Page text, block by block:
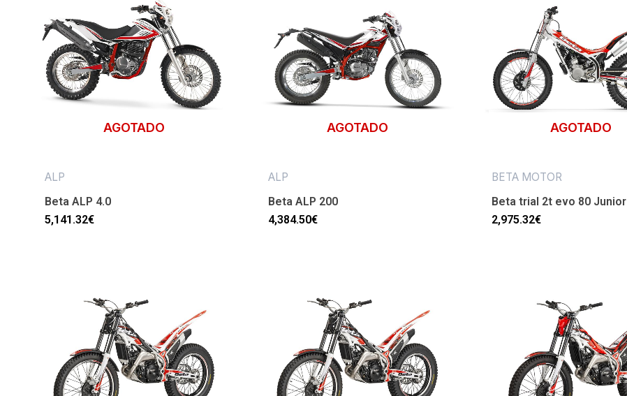
AGOTADO
ALP
Beta ALP 4.0
5,141.32€
AGOTADO
ALP
Beta ALP 200
4,384.50€
AGOTADO
BETA MOTOR
Beta trial 2t evo 80 Junior
2,975.32€